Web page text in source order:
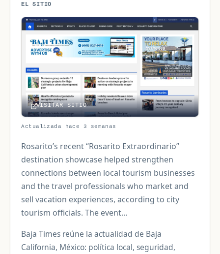
EL SITIO
VISITAR SITIO
Actualizada hace 3 semanas
Rosarito’s recent “Rosarito Extraordinario”
destination showcase helped strengthen
connections between local tourism businesses
and the travel professionals who market and
sell vacation experiences, according to city
tourism officials. The event…
Baja Times reúne la actualidad de Baja
California, México: política local, seguridad,